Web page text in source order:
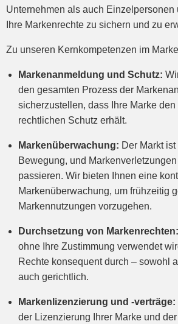
Unternehmen als auch Einzelpersonen
Ihre Markenrechte zu sichern und zu
Zu unseren Kernkompetenzen im
Markenanmeldung und Schutz:
den gesamten Prozess der
sicherzustellen, dass Ihre Marke
rechtlichen Schutz erhält.
Markenüberwachung: Der Markt
Bewegung, und Markenverletzungen
passieren. Wir bieten Ihnen eine
Markenüberwachung, um frühzeitig
Markennutzungen vorzugehen.
Durchsetzung von Markenrechten:
ohne Ihre Zustimmung verwendet
Rechte konsequent durch – sowohl
auch gerichtlich.
Markenlizenzierung und -verträge:
der Lizenzierung Ihrer Marke und